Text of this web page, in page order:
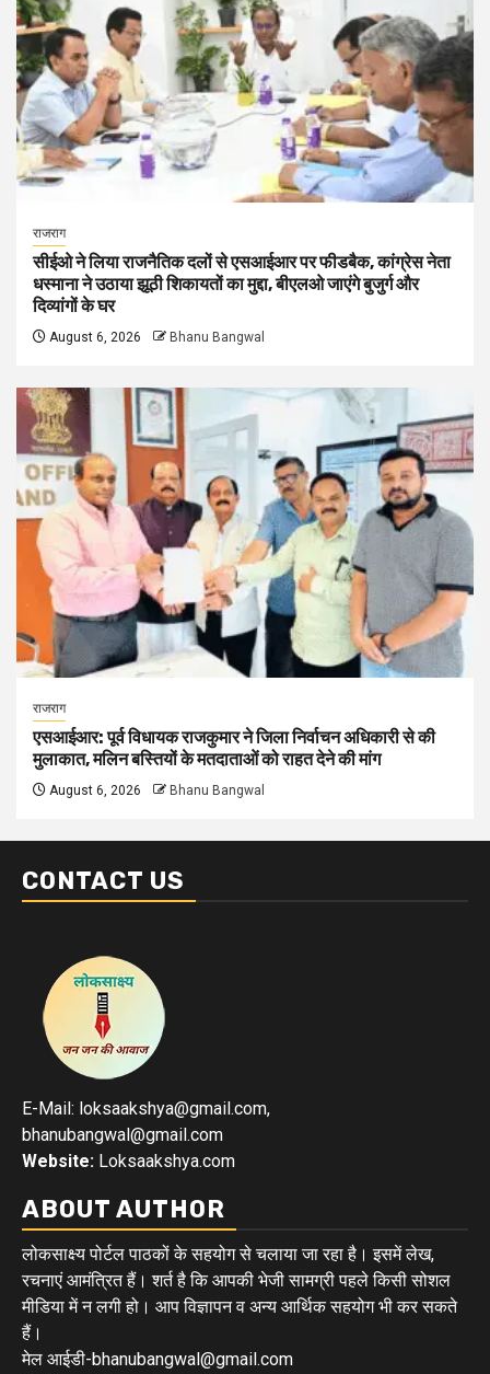
राजराग
सीईओ ने लिया राजनैतिक दलों से एसआईआर पर फीडबैक, कांग्रेस नेता
धस्माना ने उठाया झूठी शिकायतों का मुद्दा, बीएलओ जाएंगे बुजुर्ग और
दिव्यांगों के घर
August 6, 2026 Bhanu Bangwal
राजराग
एसआईआर: पूर्व विधायक राजकुमार ने जिला निर्वाचन अधिकारी से की
मुलाकात, मलिन बस्तियों के मतदाताओं को राहत देने की मांग
August 6, 2026 Bhanu Bangwal
CONTACT US
E-Mail: loksaakshya@gmail.com,
bhanubangwal@gmail.com
Website: Loksaakshya.com
ABOUT AUTHOR
लोकसाक्ष्य पोर्टल पाठकों के सहयोग से चलाया जा रहा है। इसमें लेख,
रचनाएं आमंत्रित हैं। शर्त है कि आपकी भेजी सामग्री पहले किसी सोशल
मीडिया में न लगी हो। आप विज्ञापन व अन्य आर्थिक सहयोग भी कर सकते
हैं।
मेल आईडी-bhanubangwal@gmail.com